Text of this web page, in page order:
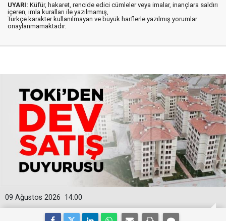
UYARI: Küfür, hakaret, rencide edici cümleler veya imalar, inançlara saldırı
içeren, imla kuralları ile yazılmamış,
Türkçe karakter kullanılmayan ve büyük harflerle yazılmış yorumlar
onaylanmamaktadır.
14:00
09 Ağustos 2026